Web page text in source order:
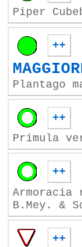
Piper
++
Plantago
++
Primula
++
Armoracia
B.Mey. &
++